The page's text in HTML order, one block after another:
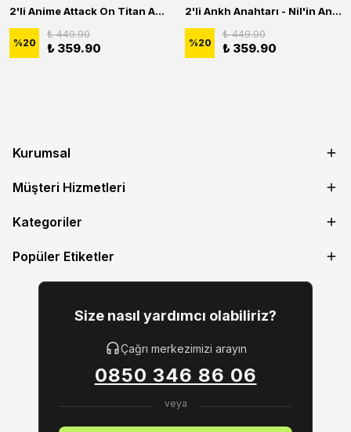
2'li Anime Attack On Titan Acrylic Maria Anime Naruto Erkek Kadın Kolye Seti
%20
₺ 449.90
₺ 359.90
2'li Ankh Anahtarı - Nil'in Anahtarı - Kuru Kafa Erkek Kadın Kolye Seti
%20
₺ 449.90
₺ 359.90
Kurumsal
Müşteri Hizmetleri
Kategoriler
Popüler Etiketler
Size nasıl yardımcı olabiliriz?
Çağrı merkezimizi arayın
0850 346 86 06